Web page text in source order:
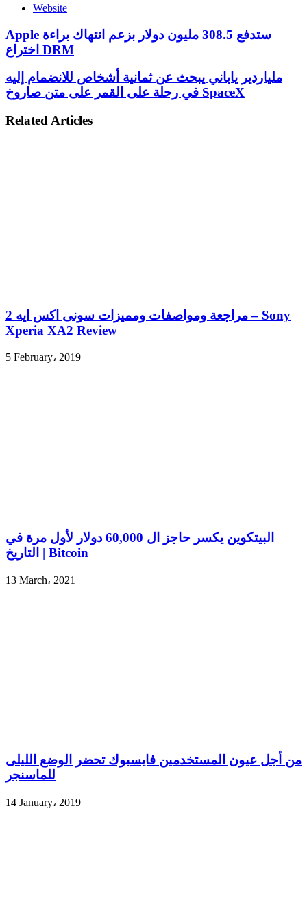
Website
Apple ستدفع 308.5 مليون دولار بزعم انتهاك براءة
اختراع DRM
ملياردير ياباني يبحث عن ثمانية أشخاص للانضمام إليه
في رحلة على القمر على متن صاروخ SpaceX
Related Articles
مراجعة ومواصفات ومميزات سونى اكس ايه 2 – Sony
Xperia XA2 Review
5 February، 2019
البيتكوين يكسر حاجز ال 60,000 دولار لأول مرة في
التاريخ | Bitcoin
13 March، 2021
من أجل عيون المستخدمين فايسبوك تحضر الوضع الليلى
للماسنجر
14 January، 2019